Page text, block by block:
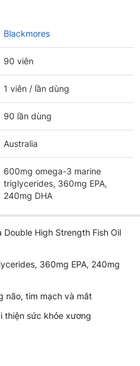
Blackmores
90 viên
1 viên / lần dùng
90 lần dùng
Australia
600mg omega-3 marine
triglycerides, 360mg EPA,
240mg DHA
High Strength Fish Oil
360mg EPA, 240mg
não, tim mạch và mắt
thiện sức khỏe xương